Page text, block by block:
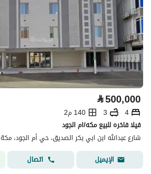
⃁500,000
4
3
140 م2
فيلا فاخره للبيع مكه/ام الجود
شارع عبدالله ابن ابي بكر الصديق، حي أم الجود، مكة
الإيميل
اتصال